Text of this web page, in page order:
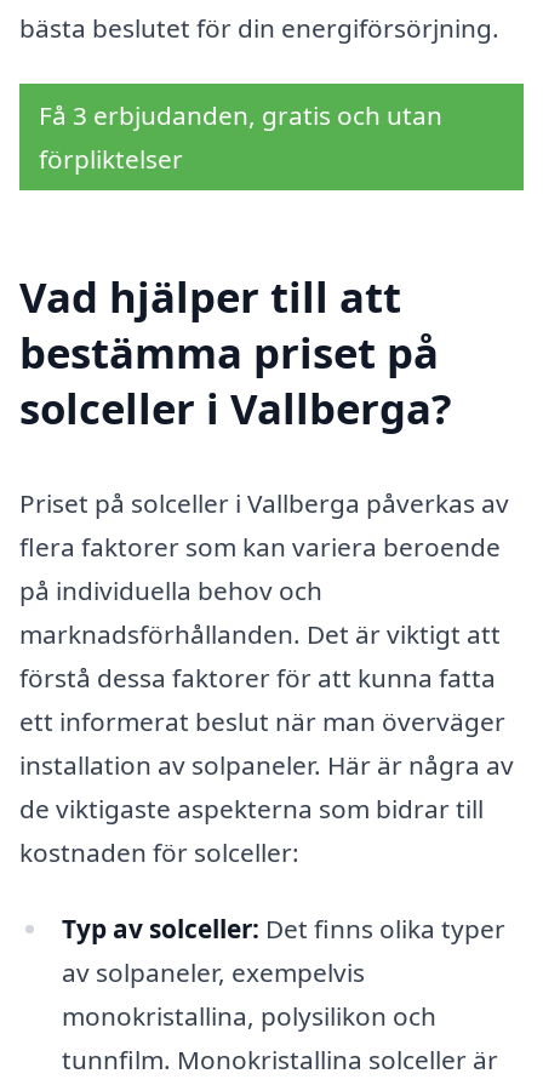
bästa beslutet för din energiförsörjning.
Få 3 erbjudanden, gratis och utan
förpliktelser
Vad hjälper till att
bestämma priset på
solceller i Vallberga?
Priset på solceller i Vallberga påverkas av
flera faktorer som kan variera beroende
på individuella behov och
marknadsförhållanden. Det är viktigt att
förstå dessa faktorer för att kunna fatta
ett informerat beslut när man överväger
installation av solpaneler. Här är några av
de viktigaste aspekterna som bidrar till
kostnaden för solceller:
Typ av solceller: Det finns olika typer
av solpaneler, exempelvis
monokristallina, polysilikon och
tunnfilm. Monokristallina solceller är